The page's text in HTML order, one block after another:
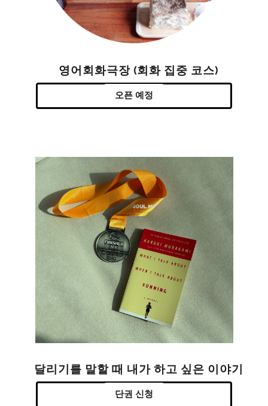
영어회화극장 (회화 집중 코스)
오픈 예정
달리기를 말할 때 내가 하고 싶은 이야기
단권 신청